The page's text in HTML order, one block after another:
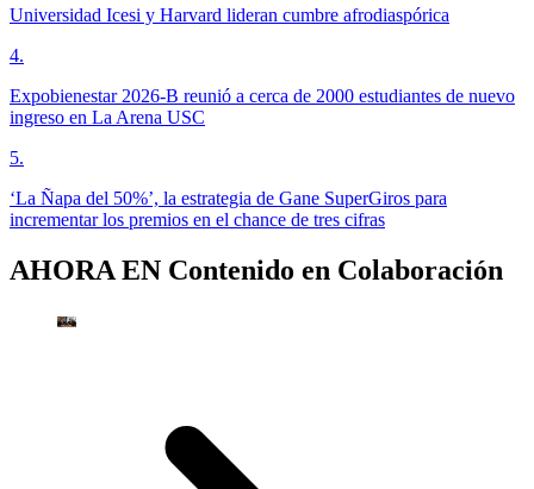
Universidad Icesi y Harvard lideran cumbre afrodiaspórica
4.
Expobienestar 2026-B reunió a cerca de 2000 estudiantes de nuevo
ingreso en La Arena USC
5.
‘La Ñapa del 50%’, la estrategia de Gane SuperGiros para
incrementar los premios en el chance de tres cifras
AHORA EN Contenido en Colaboración